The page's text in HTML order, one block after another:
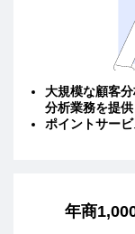
大規模な顧客
分析業務を提供
ポイントサー
年商